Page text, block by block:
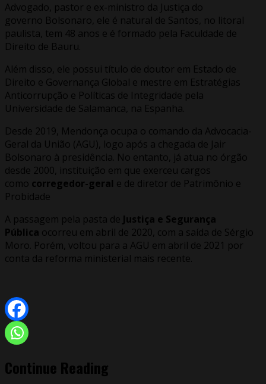
Advogado, pastor e ex-ministro da Justiça do
governo Bolsonaro, ele é natural de Santos, no litoral
paulista, tem 48 anos e é formado pela Faculdade de
Direito de Bauru.
Além disso, ele possui título de doutor em Estado de
Direito e Governança Global e mestre em Estratégias
Anticorrupção e Políticas de Integridade pela
Universidade de Salamanca, na Espanha.
Desde 2019, Mendonça ocupa o comando da Advocacia-
Geral da União (AGU), logo após a chegada de Jair
Bolsonaro à presidência. No entanto, já atua no órgão
desde 2000, instituição em que exerceu cargos
como corregedor-geral e de diretor de Patrimônio e
Probidade
A passagem pela pasta de Justiça e Segurança
Pública ocorreu em abril de 2020, com a saída de Sérgio
Moro. Porém, voltou para a AGU em abril de 2021 por
conta da reforma ministerial mais recente.
Continue Reading